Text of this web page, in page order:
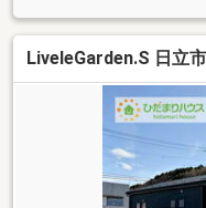
LiveleGarden.S 日立